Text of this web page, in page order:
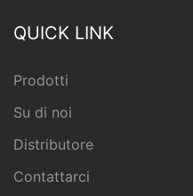
QUICK LINK
Prodotti
Su di noi
Distributore
Contattarci